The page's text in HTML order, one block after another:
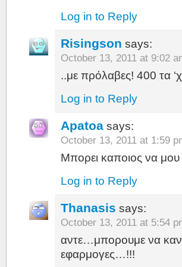
Log in to Reply
Risingson says:
October 13, 2011 at 9:02
..με πρόλαβες! 400 τα
Log in to Reply
Apatoa says:
October 13, 2011 at 1:59
Μπορει καποιος να μου
Log in to Reply
Thanasis says:
October 13, 2011 at 5:54
αντε…μπορουμε να
εφαρμογες…!!!